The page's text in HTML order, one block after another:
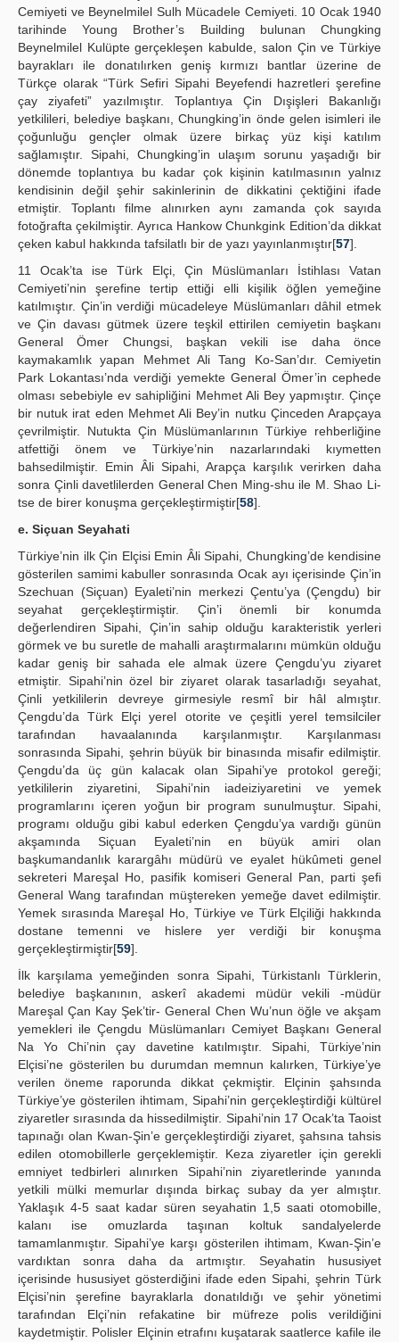
Cemiyeti ve Beynelmilel Sulh Mücadele Cemiyeti. 10 Ocak 1940
tarihinde Young Brother’s Building bulunan Chungking
Beynelmilel Kulüpte gerçekleşen kabulde, salon Çin ve Türkiye
bayrakları ile donatılırken geniş kırmızı bantlar üzerine de
Türkçe olarak “Türk Sefiri Sipahi Beyefendi hazretleri şerefine
çay ziyafeti” yazılmıştır. Toplantıya Çin Dışişleri Bakanlığı
yetkilileri, belediye başkanı, Chungking’in önde gelen isimleri ile
çoğunluğu gençler olmak üzere birkaç yüz kişi katılım
sağlamıştır. Sipahi, Chungking’in ulaşım sorunu yaşadığı bir
dönemde toplantıya bu kadar çok kişinin katılmasının yalnız
kendisinin değil şehir sakinlerinin de dikkatini çektiğini ifade
etmiştir. Toplantı filme alınırken aynı zamanda çok sayıda
fotoğrafta çekilmiştir. Ayrıca Hankow Chunkgink Edition’da dikkat
çeken kabul hakkında tafsilatlı bir de yazı yayınlanmıştır[57].
11 Ocak’ta ise Türk Elçi, Çin Müslümanları İstihlası Vatan
Cemiyeti’nin şerefine tertip ettiği elli kişilik öğlen yemeğine
katılmıştır. Çin’in verdiği mücadeleye Müslümanları dâhil etmek
ve Çin davası gütmek üzere teşkil ettirilen cemiyetin başkanı
General Ömer Chungsi, başkan vekili ise daha önce
kaymakamlık yapan Mehmet Ali Tang Ko-San’dır. Cemiyetin
Park Lokantası’nda verdiği yemekte General Ömer’in cephede
olması sebebiyle ev sahipliğini Mehmet Ali Bey yapmıştır. Çinçe
bir nutuk irat eden Mehmet Ali Bey’in nutku Çinceden Arapçaya
çevrilmiştir. Nutukta Çin Müslümanlarının Türkiye rehberliğine
atfettiği önem ve Türkiye’nin nazarlarındaki kıymetten
bahsedilmiştir. Emin Âli Sipahi, Arapça karşılık verirken daha
sonra Çinli davetlilerden General Chen Ming-shu ile M. Shao Li-
tse de birer konuşma gerçekleştirmiştir[58].
e. Siçuan Seyahati
Türkiye’nin ilk Çin Elçisi Emin Âli Sipahi, Chungking’de kendisine
gösterilen samimi kabuller sonrasında Ocak ayı içerisinde Çin’in
Szechuan (Siçuan) Eyaleti’nin merkezi Çentu’ya (Çengdu) bir
seyahat gerçekleştirmiştir. Çin’i önemli bir konumda
değerlendiren Sipahi, Çin’in sahip olduğu karakteristik yerleri
görmek ve bu suretle de mahalli araştırmalarını mümkün olduğu
kadar geniş bir sahada ele almak üzere Çengdu’yu ziyaret
etmiştir. Sipahi’nin özel bir ziyaret olarak tasarladığı seyahat,
Çinli yetkililerin devreye girmesiyle resmî bir hâl almıştır.
Çengdu’da Türk Elçi yerel otorite ve çeşitli yerel temsilciler
tarafından havaalanında karşılanmıştır. Karşılanması
sonrasında Sipahi, şehrin büyük bir binasında misafir edilmiştir.
Çengdu’da üç gün kalacak olan Sipahi’ye protokol gereği;
yetkililerin ziyaretini, Sipahi’nin iadeiziyaretini ve yemek
programlarını içeren yoğun bir program sunulmuştur. Sipahi,
programı olduğu gibi kabul ederken Çengdu’ya vardığı günün
akşamında Siçuan Eyaleti’nin en büyük amiri olan
başkumandanlık karargâhı müdürü ve eyalet hükûmeti genel
sekreteri Mareşal Ho, pasifik komiseri General Pan, parti şefi
General Wang tarafından müştereken yemeğe davet edilmiştir.
Yemek sırasında Mareşal Ho, Türkiye ve Türk Elçiliği hakkında
dostane temenni ve hislere yer verdiği bir konuşma
gerçekleştirmiştir[59].
İlk karşılama yemeğinden sonra Sipahi, Türkistanlı Türklerin,
belediye başkanının, askerî akademi müdür vekili -müdür
Mareşal Çan Kay Şek’tir- General Chen Wu’nun öğle ve akşam
yemekleri ile Çengdu Müslümanları Cemiyet Başkanı General
Na Yo Chi’nin çay davetine katılmıştır. Sipahi, Türkiye’nin
Elçisi’ne gösterilen bu durumdan memnun kalırken, Türkiye’ye
verilen öneme raporunda dikkat çekmiştir. Elçinin şahsında
Türkiye’ye gösterilen ihtimam, Sipahi’nin gerçekleştirdiği kültürel
ziyaretler sırasında da hissedilmiştir. Sipahi’nin 17 Ocak’ta Taoist
tapınağı olan Kwan-Şin’e gerçekleştirdiği ziyaret, şahsına tahsis
edilen otomobillerle gerçeklemiştir. Keza ziyaretler için gerekli
emniyet tedbirleri alınırken Sipahi’nin ziyaretlerinde yanında
yetkili mülki memurlar dışında birkaç subay da yer almıştır.
Yaklaşık 4-5 saat kadar süren seyahatin 1,5 saati otomobille,
kalanı ise omuzlarda taşınan koltuk sandalyelerde
tamamlanmıştır. Sipahi’ye karşı gösterilen ihtimam, Kwan-Şin’e
vardıktan sonra daha da artmıştır. Seyahatin hususiyet
içerisinde hususiyet gösterdiğini ifade eden Sipahi, şehrin Türk
Elçisi’nin şerefine bayraklarla donatıldığı ve şehir yönetimi
tarafından Elçi’nin refakatine bir müfreze polis verildiğini
kaydetmiştir. Polisler Elçinin etrafını kuşatarak saatlerce kafile ile